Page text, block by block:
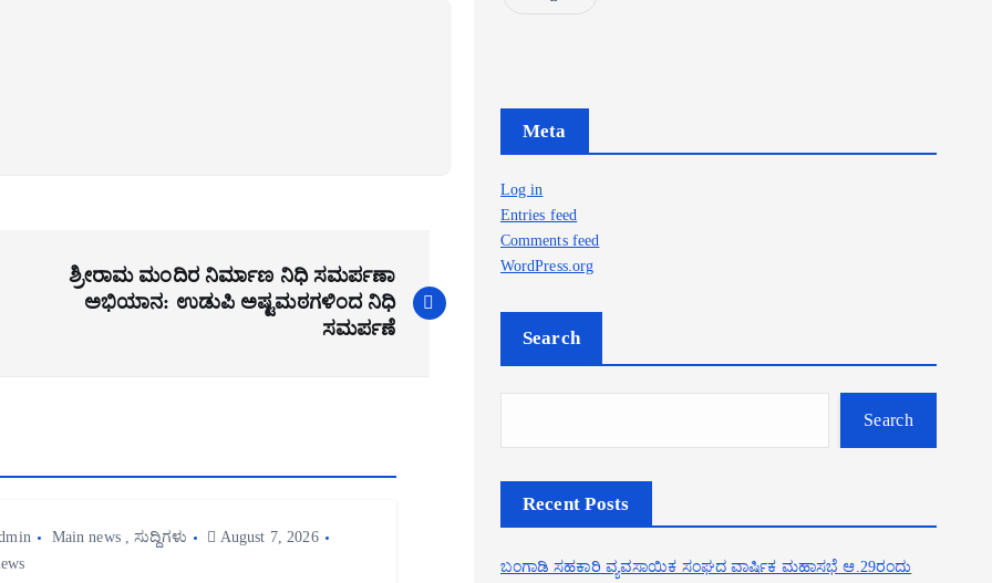
ಶ್ರೀರಾಮ ಮಂದಿರ ನಿರ್ಮಾಣ ನಿಧಿ ಸಮರ್ಪಣಾ
ಅಭಿಯಾನ: ಉಡುಪಿ ಅಷ್ಟಮಠಗಳಿಂದ ನಿಧಿ
ಸಮರ್ಪಣೆ
Main news,ಸುದ್ದಿಗಳು
August 7, 2026
Meta
Log in
Entries feed
Comments feed
WordPress.org
Search
Search
Recent Posts
ಬಂಗಾಡಿ ಸಹಕಾರಿ ವ್ಯವಸಾಯಿಕ ಸಂಘದ ವಾರ್ಷಿಕ ಮಹಾಸಭೆ ಆ.29ರಂದು